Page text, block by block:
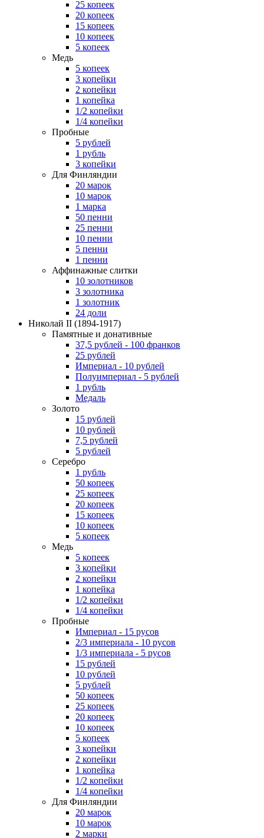
25 копеек
20 копеек
15 копеек
10 копеек
5 копеек
Медь
5 копеек
3 копейки
2 копейки
1 копейка
1/2 копейки
1/4 копейки
Пробные
5 рублей
1 рубль
3 копейки
Для Финляндии
20 марок
10 марок
1 марка
50 пенни
25 пенни
10 пенни
5 пенни
1 пенни
Аффинажные слитки
10 золотников
3 золотника
1 золотник
24 доли
Николай II (1894-1917)
Памятные и донативные
37,5 рублей - 100 франков
25 рублей
Империал - 10 рублей
Полуимпериал - 5 рублей
1 рубль
Медаль
Золото
15 рублей
10 рублей
7,5 рублей
5 рублей
Серебро
1 рубль
50 копеек
25 копеек
20 копеек
15 копеек
10 копеек
5 копеек
Медь
5 копеек
3 копейки
2 копейки
1 копейка
1/2 копейки
1/4 копейки
Пробные
Империал - 15 русов
2/3 империала - 10 русов
1/3 империала - 5 русов
15 рублей
10 рублей
5 рублей
50 копеек
25 копеек
20 копеек
10 копеек
5 копеек
3 копейки
2 копейки
1 копейка
1/2 копейки
1/4 копейки
Для Финляндии
20 марок
10 марок
2 марки